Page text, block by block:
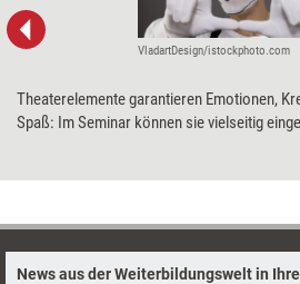
VladartDesign/istockphoto.com
Theaterelemente garantieren Emotionen,
Spaß: Im Seminar können sie vielseitig
News aus der Weiterbildungswelt in